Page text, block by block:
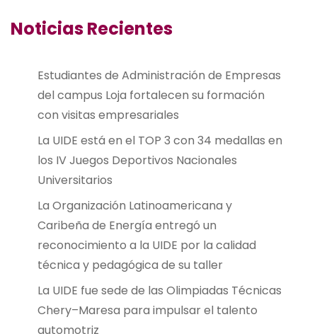
Noticias Recientes
Estudiantes de Administración de Empresas
del campus Loja fortalecen su formación
con visitas empresariales
La UIDE está en el TOP 3 con 34 medallas en
los IV Juegos Deportivos Nacionales
Universitarios
La Organización Latinoamericana y
Caribeña de Energía entregó un
reconocimiento a la UIDE por la calidad
técnica y pedagógica de su taller
La UIDE fue sede de las Olimpiadas Técnicas
Chery–Maresa para impulsar el talento
automotriz